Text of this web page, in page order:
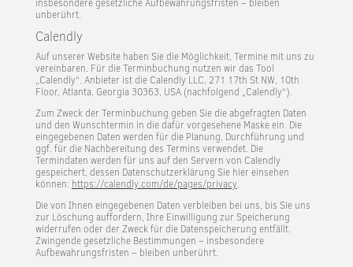
insbesondere gesetzliche Aufbewahrungsfristen – bleiben
unberührt.
Calendly
Auf unserer Website haben Sie die Möglichkeit, Termine mit uns zu
vereinbaren. Für die Terminbuchung nutzen wir das Tool
„Calendly“. Anbieter ist die Calendly LLC, 271 17th St NW, 10th
Floor, Atlanta, Georgia 30363, USA (nachfolgend „Calendly“).
Zum Zweck der Terminbuchung geben Sie die abgefragten Daten
und den Wunschtermin in die dafür vorgesehene Maske ein. Die
eingegebenen Daten werden für die Planung, Durchführung und
ggf. für die Nachbereitung des Termins verwendet. Die
Termindaten werden für uns auf den Servern von Calendly
gespeichert, dessen Datenschutzerklärung Sie hier einsehen
können: https://calendly.com/de/pages/privacy.
Die von Ihnen eingegebenen Daten verbleiben bei uns, bis Sie uns
zur Löschung auffordern, Ihre Einwilligung zur Speicherung
widerrufen oder der Zweck für die Datenspeicherung entfällt.
Zwingende gesetzliche Bestimmungen – insbesondere
Aufbewahrungsfristen – bleiben unberührt.